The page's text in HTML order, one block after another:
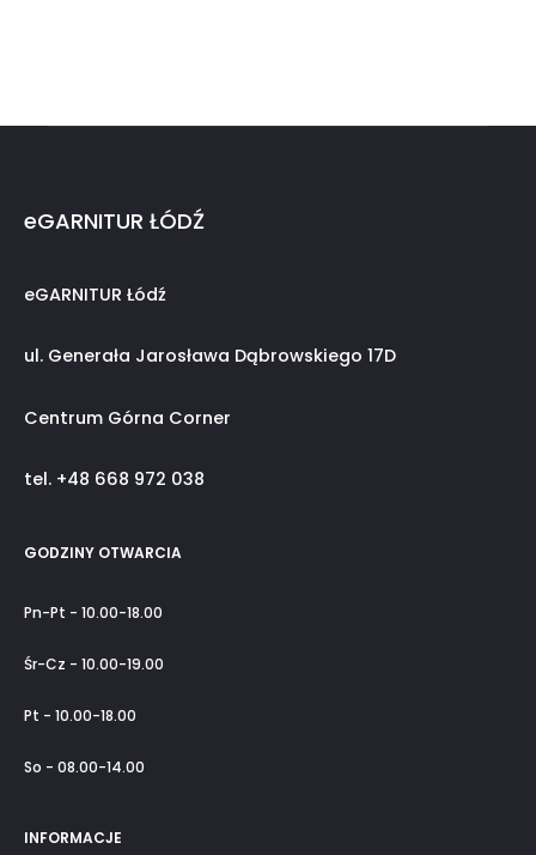
eGARNITUR ŁÓDŹ
eGARNITUR Łódź
ul. Generała Jarosława Dąbrowskiego 17D
Centrum Górna Corner
tel. +48 668 972 038
GODZINY OTWARCIA
Pn-Pt - 10.00-18.00
Śr-Cz - 10.00-19.00
Pt - 10.00-18.00
So - 08.00-14.00
INFORMACJE